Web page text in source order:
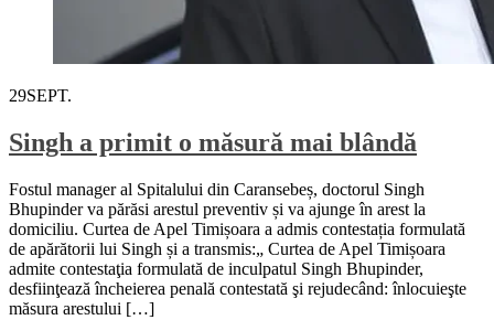
29SEPT.
Singh a primit o măsură mai blândă
Fostul manager al Spitalului din Caransebeș, doctorul Singh
Bhupinder va părăsi arestul preventiv și va ajunge în arest la
domiciliu. Curtea de Apel Timișoara a admis contestația formulată
de apărătorii lui Singh și a transmis:„ Curtea de Apel Timișoara
admite contestaţia formulată de inculpatul Singh Bhupinder,
desfiinţează încheierea penală contestată şi rejudecând: înlocuieşte
măsura arestului […]